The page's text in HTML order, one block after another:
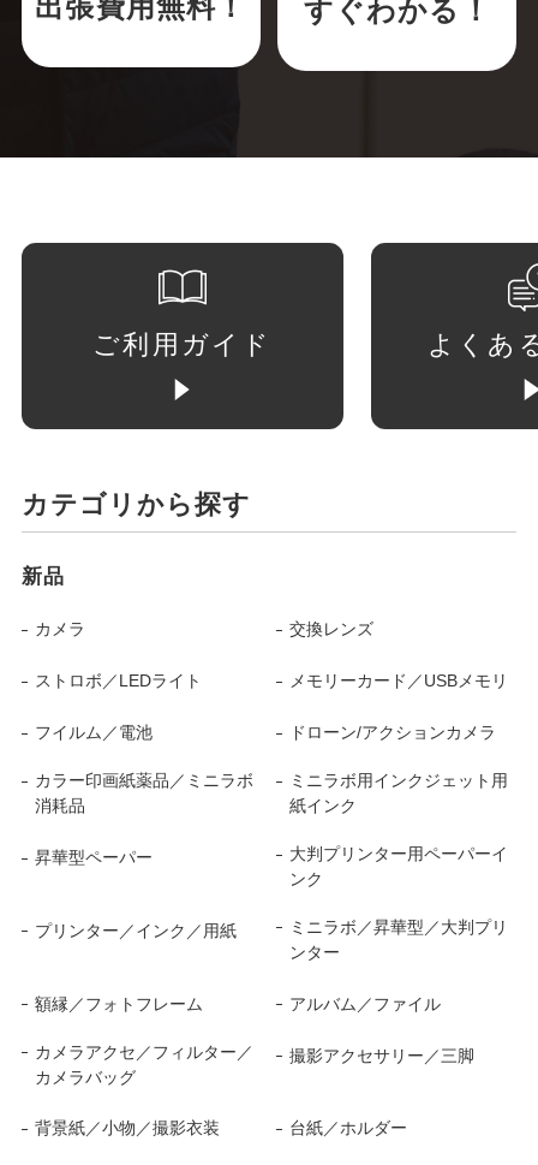
出張費用無料！ すぐわかる！
ご利用ガイド よくあ
カテゴリから探す
新品
カメラ 交換レンズ
ストロボ／LEDライト メモリーカード／USBメモリ
フイルム／電池 ドローン/アクションカメラ
カラー印画紙薬品／ミニラボ
消耗品
ミニラボ用インクジェット用
紙インク
昇華型ペーパー
大判プリンター用ペーパーイ
ンク
プリンター／インク／用紙
ミニラボ／昇華型／大判プリ
ンター
額縁／フォトフレーム アルバム／ファイル
カメラアクセ／フィルター／
カメラバッグ
撮影アクセサリー／三脚
背景紙／小物／撮影衣装 台紙／ホルダー